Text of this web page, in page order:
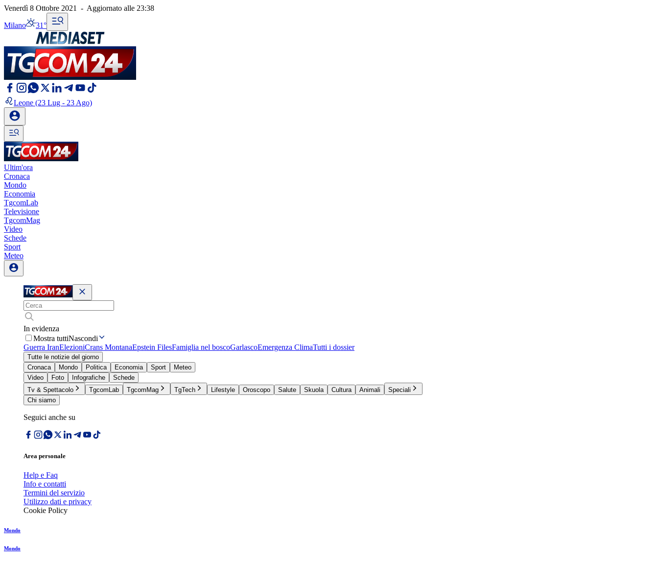
Venerdì 8 Ottobre 2021 - Aggiornato alle 23:38
Milano 31°
Leone (23 Lug - 23 Ago)
Ultim'ora
Cronaca
Mondo
Economia
TgcomLab
Televisione
TgcomMag
Video
Schede
Sport
Meteo
In evidenza
Mostra tuttiNascondi
Guerra IranElezioniCrans MontanaEpstein FilesFamiglia nel boscoGarlascoEmergenza ClimaTutti i dossier
Tutte le notizie del giorno
Cronaca
Mondo Politica Economia Sport
Meteo
Video
Foto Infografiche
Schede
Tv & Spettacolo
TgcomLab TgcomMag TgTech Lifestyle Oroscopo Salute Skuola Cultura Animali
Speciali
Chi siamo
Seguici anche su
Area personale
Help e Faq
Info e contatti
Termini del servizio
Utilizzo dati e privacy
Cookie Policy
Mondo
Mondo